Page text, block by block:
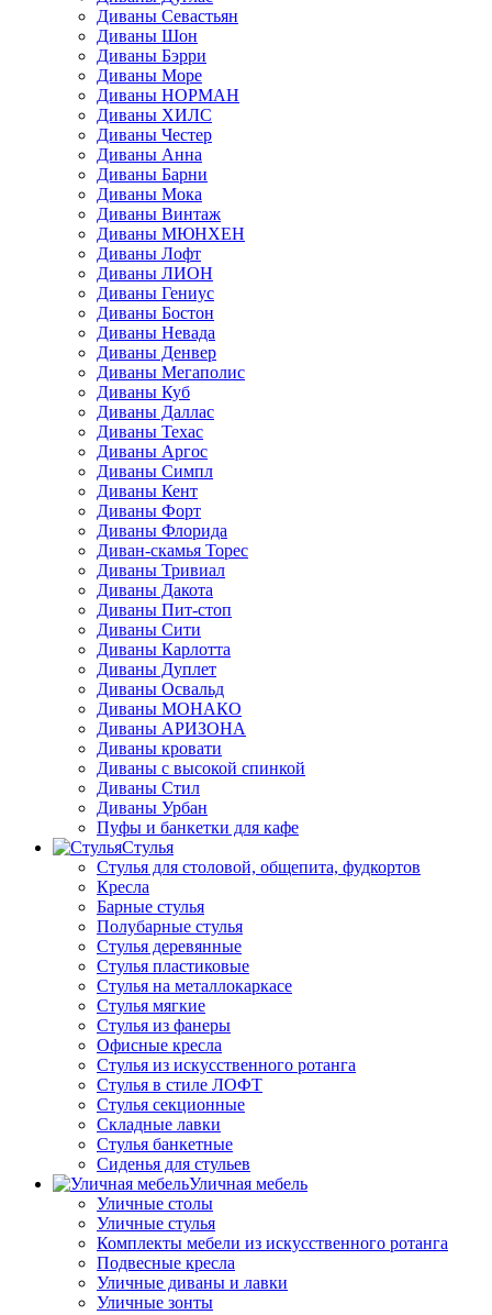
Диваны Севастьян
Диваны Шон
Диваны Бэрри
Диваны Море
Диваны НОРМАН
Диваны ХИЛС
Диваны Честер
Диваны Анна
Диваны Барни
Диваны Мока
Диваны Винтаж
Диваны МЮНХЕН
Диваны Лофт
Диваны ЛИОН
Диваны Гениус
Диваны Бостон
Диваны Невада
Диваны Денвер
Диваны Мегаполис
Диваны Куб
Диваны Даллас
Диваны Техас
Диваны Аргос
Диваны Симпл
Диваны Кент
Диваны Форт
Диваны Флорида
Диван-скамья Торес
Диваны Тривиал
Диваны Дакота
Диваны Пит-стоп
Диваны Сити
Диваны Карлотта
Диваны Дуплет
Диваны Освальд
Диваны МОНАКО
Диваны АРИЗОНА
Диваны кровати
Диваны с высокой спинкой
Диваны Стил
Диваны Урбан
Пуфы и банкетки для кафе
Стулья
Стулья для столовой, общепита, фудкортов
Кресла
Барные стулья
Полубарные стулья
Стулья деревянные
Стулья пластиковые
Стулья на металлокаркасе
Стулья мягкие
Стулья из фанеры
Офисные кресла
Стулья из искусственного ротанга
Стулья в стиле ЛОФТ
Стулья секционные
Складные лавки
Стулья банкетные
Сиденья для стульев
Уличная мебель
Уличные столы
Уличные стулья
Комплекты мебели из искусственного ротанга
Подвесные кресла
Уличные диваны и лавки
Уличные зонты